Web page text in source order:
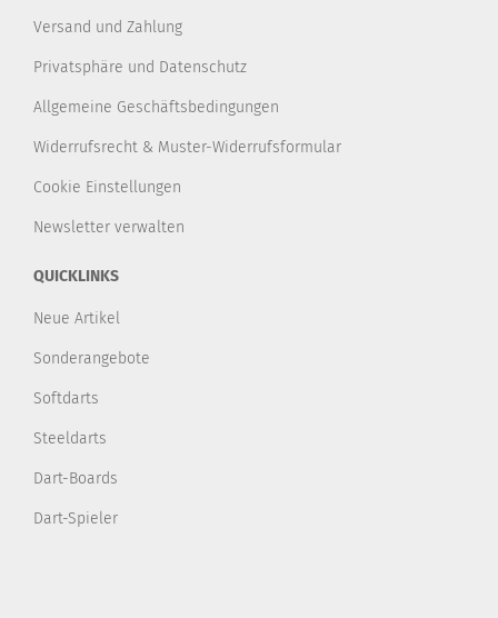
Versand und Zahlung
Privatsphäre und Datenschutz
Allgemeine Geschäftsbedingungen
Widerrufsrecht & Muster-Widerrufsformular
Cookie Einstellungen
Newsletter verwalten
QUICKLINKS
Neue Artikel
Sonderangebote
Softdarts
Steeldarts
Dart-Boards
Dart-Spieler